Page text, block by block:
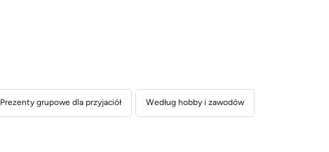
Prezenty grupowe dla przyjaciół Według hobby i zawodów